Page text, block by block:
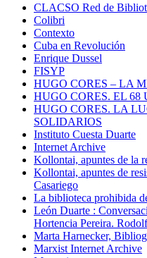
CLACSO Red de
Colibri
Contexto
Cuba en Revolución
Enrique Dussel
FISYP
HUGO CORES – LA
HUGO CORES. EL 68
HUGO CORES. LA
SOLIDARIOS
Instituto Cuesta Duarte
Internet Archive
Kollontai, apuntes de la
Kollontai, apuntes de
Casariego
La biblioteca prohibida
León Duarte :
Hortencia Pereira.
Marta Harnecker,
Marxist Internet Archive